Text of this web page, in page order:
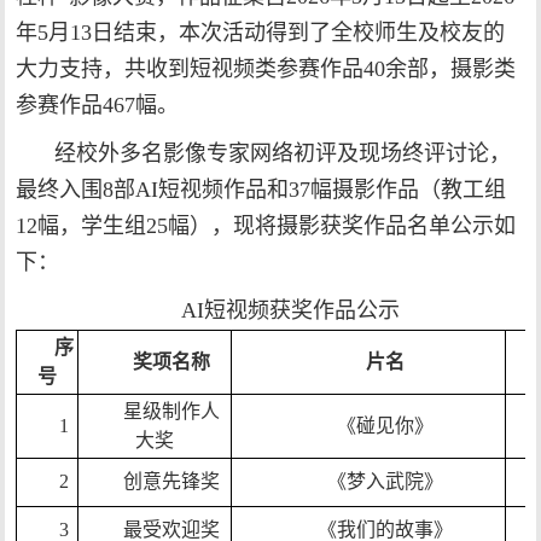
年5月13日结束，本次活动得到了全校师生及校友的
大力支持，共收到短视频类参赛作品40余部，摄影类
参赛作品467幅。
经校外多名影像专家网络初评及现场终评讨论，
最终入围8部AI短视频作品和37幅摄影作品（教工组
12幅， 学生组25幅），现将摄影获奖作品名单公示如
下：
AI短视频获奖作品公示
序
号
奖项名称 片名
1
星级制作人
大奖
《碰见你》
2 创意先锋奖 《梦入武院》
3 最受欢迎奖 《我们的故事》